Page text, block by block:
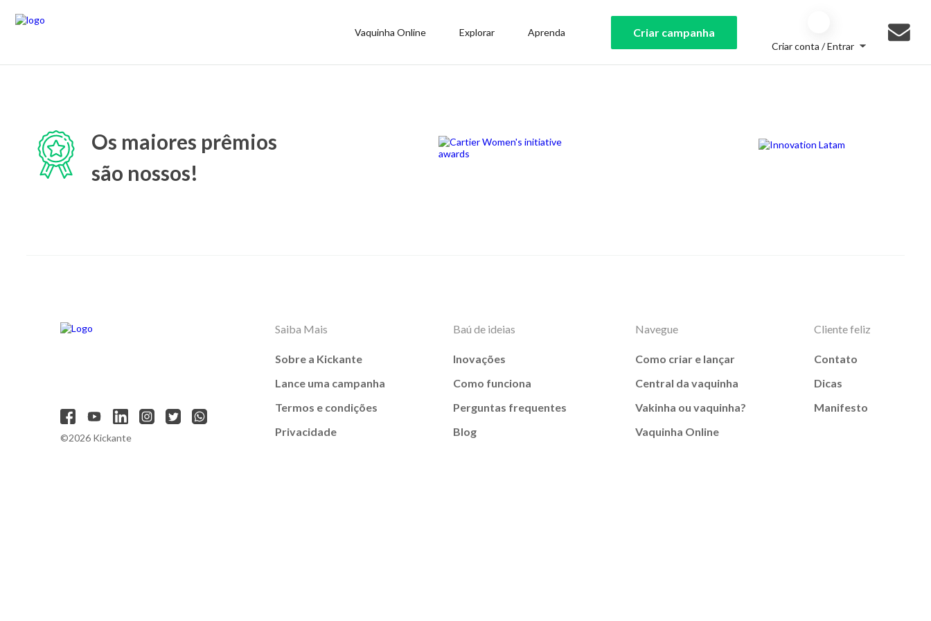
Vaquinha Online Explorar Aprenda Criar campanha
Criar conta / Entrar
Os maiores prêmios
são nossos!
©2026 Kickante
Saiba Mais
Sobre a Kickante
Lance uma campanha
Termos e condições
Privacidade
Baú de ideias
Inovações
Como funciona
Perguntas frequentes
Blog
Navegue
Como criar e lançar
Central da vaquinha
Vakinha ou vaquinha?
Vaquinha Online
Cliente feliz
Contato
Dicas
Manifesto